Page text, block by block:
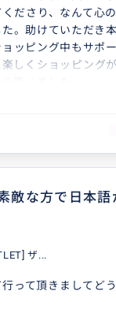
ださり、なんて心
。助けていただき
ッピング中もサポ
しくショッピング
く時はお願いしたい
な方で日本語
ザ...
って頂きましてど